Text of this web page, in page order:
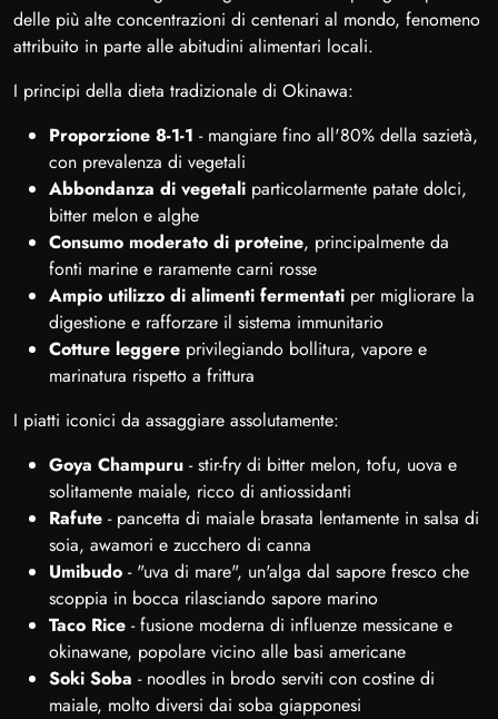
delle più alte concentrazioni di centenari al mondo, fenomeno
attribuito in parte alle abitudini alimentari locali.
I principi della dieta tradizionale di Okinawa:
Proporzione 8-1-1 - mangiare fino all'80% della sazietà,
con prevalenza di vegetali
Abbondanza di vegetali particolarmente patate dolci,
bitter melon e alghe
Consumo moderato di proteine, principalmente da
fonti marine e raramente carni rosse
Ampio utilizzo di alimenti fermentati per migliorare la
digestione e rafforzare il sistema immunitario
Cotture leggere privilegiando bollitura, vapore e
marinatura rispetto a frittura
I piatti iconici da assaggiare assolutamente:
Goya Champuru - stir-fry di bitter melon, tofu, uova e
solitamente maiale, ricco di antiossidanti
Rafute - pancetta di maiale brasata lentamente in salsa di
soia, awamori e zucchero di canna
Umibudo - "uva di mare", un'alga dal sapore fresco che
scoppia in bocca rilasciando sapore marino
Taco Rice - fusione moderna di influenze messicane e
okinawane, popolare vicino alle basi americane
Soki Soba - noodles in brodo serviti con costine di
maiale, molto diversi dai soba giapponesi